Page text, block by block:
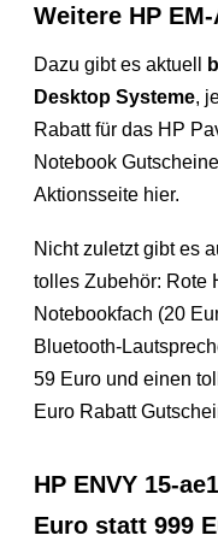
Weitere HP
Dazu gibt es aktuell
Desktop Systeme,
Rabatt für das HP
Notebook
Aktionsseite hier.
Nicht zuletzt gibt es
tolles Zubehör: Rote
Notebookfach (20
Bluetooth-
59 Euro und einen
Euro Rabatt
HP ENVY 15-
Euro statt 999